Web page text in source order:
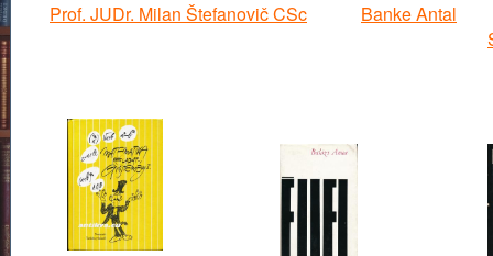
Prof. JUDr. Milan Štefanovič CSc
Banke Antal